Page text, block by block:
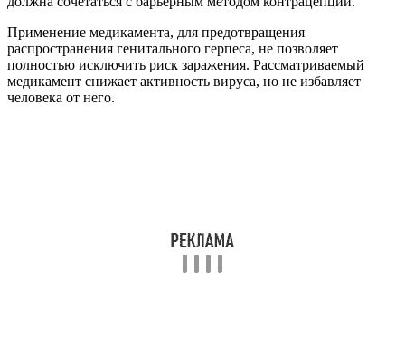
Применение медикамента, для предотвращения
распространения генитального герпеса, не позволяет
полностью исключить риск заражения. Рассматриваемый
медикамент снижает активность вируса, но не избавляет
человека от него.